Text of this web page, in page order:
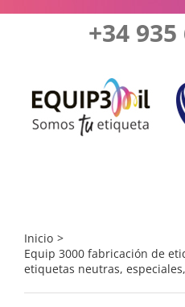
+34
Inicio
Equip 3000 fabricación de
etiquetas neutras,